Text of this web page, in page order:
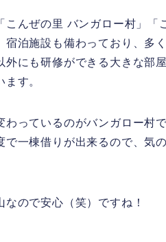
こんぜの里 バンガロー村」「
宿泊施設も備わっており、多
外にも研修ができる大きな部
す。
わっているのがバンガロー村
で一棟借りが出来るので、気
ので安心（笑）ですね！